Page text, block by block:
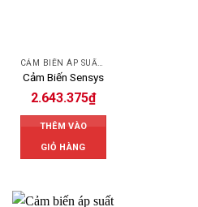
Cảm Biến Sensys
2.643.375₫
THÊM VÀO
GIỎ HÀNG